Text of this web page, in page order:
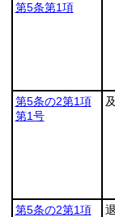
第5条第1項
第5条の2第1項
第1号
第5条の2第1項